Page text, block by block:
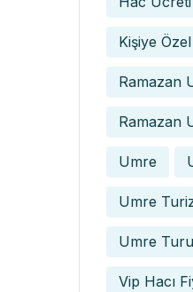
Kişiye
Ramazan
Ramazan
Umre
Umre
Umre Turu
Vip Hacı